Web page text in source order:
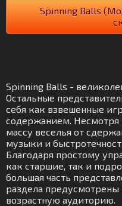
Spinning Balls
Spinning Balls -
Остальные
себя как взвешенные
содержанием. Несмотря
массу веселья от
музыки и
Благодаря простому
как старшие, так и
большая часть
раздела предусмотрены
возрастную аудиторию.